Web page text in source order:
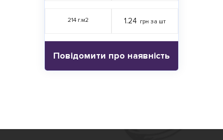
214 г.м2 1.24 грн за шт
Повідомити про наявність